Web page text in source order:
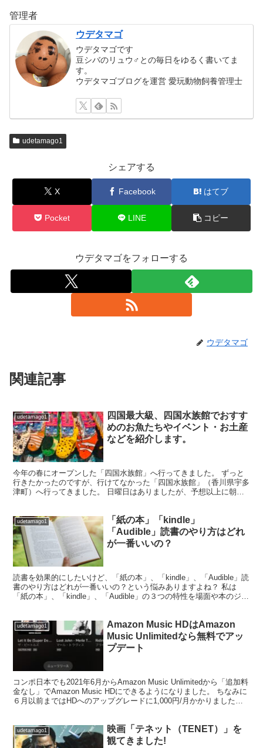
管理者
ウデタマゴ
ウデタマゴです
豆シバのリュウ♂との毎日をゆるく書いてま
す。
ウデタマゴブログを運営 愛玩動物飼養管理士
udetamago1
シェアする
X Facebook はてブ
Pocket LINE コピー
ウデタマゴをフォローする
ウデタマゴ
関連記事
udetamago1
四国最大級、四国水族館でおすす
めのお魚たちやイベント・お土産
などを紹介します。
今年の春にオープンした「四国水族館」へ行ってきました。 ずっと
行きたかったのですが、行けてなかった「四国水族館」（香川県宇多
津町）へ行ってきました。 日曜日はありましたが、予想以上に朝か
udetamago1
「紙の本」「kindle」
「Audible」読書のやり方はどれ
が一番いいの？
読書を効果的にしたいけど、「紙の本」、「kindle」、「Audible」読
書のやり方はどれが一番いいの？という悩みありますよね？ 私は
「紙の本」、「kindle」、「Audible」の３つの特性を場面や本のジャ
udetamago1
Amazon Music HDはAmazon
Music Unlimitedなら無料でアッ
プデート
コンポ日本でも2021年6月からAmazon Music Unlimitedから「追加料
金なし」でAmazon Music HDにできるようになりました。 ちなみに
６月以前まではHDへのアップグレードに1,000円/月かかりました
udetamago1
映画「テネット（TENET）」を
観てきました!